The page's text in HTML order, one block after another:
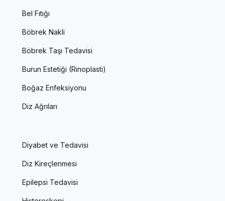
Bel Fıtığı
Böbrek Nakli
Böbrek Taşı Tedavisi
Burun Estetiği (Rinoplasti)
Boğaz Enfeksiyonu
Diz Ağrıları
Diyabet ve Tedavisi
Diz Kireçlenmesi
Epilepsi Tedavisi